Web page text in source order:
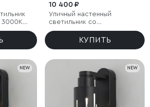
3000K
10 400 ₽
Уличный настенный
светильник со
светодиодами 1534
TECHNO LED 3000K чёрный
КУПИТЬ
NEW NEW